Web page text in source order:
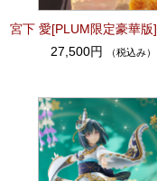
宮下 愛[PLUM限定豪華版]
27,500円
（税込み）